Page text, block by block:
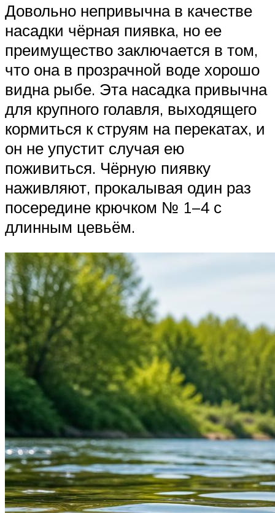
Довольно непривычна в качестве
насадки чёрная пиявка, но ее
преимущество заключается в том,
что она в прозрачной воде хорошо
видна рыбе. Эта насадка привычна
для крупного голавля, выходящего
кормиться к струям на перекатах, и
он не упустит случая ею
поживиться. Чёрную пиявку
наживляют, прокалывая один раз
посередине крючком № 1–4 с
длинным цевьём.